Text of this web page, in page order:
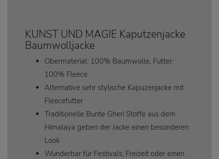
KUNST UND MAGIE Kaputzenjacke
Baumwolljacke
Obermaterial: 100% Baumwolle, Futter:
100% Fleece
Alternative sehr stylische Kapuzenjacke mit
Fleecefutter
Traditionelle Bunte Gheri Stoffe aus dem
Himalaya geben der Jacke einen besonderen
Look
Wunderbar für Festivals, Freizeit oder einen